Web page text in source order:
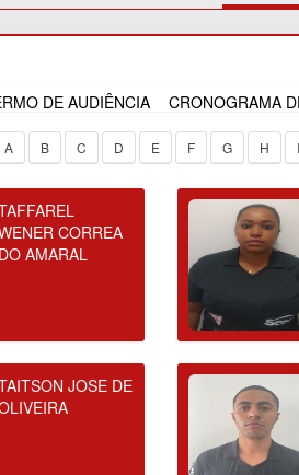
DE AUDIÊNCIA CRONOGRAMA
A B C D E F G H I
CORREA
DO AMARAL
JOSE DE